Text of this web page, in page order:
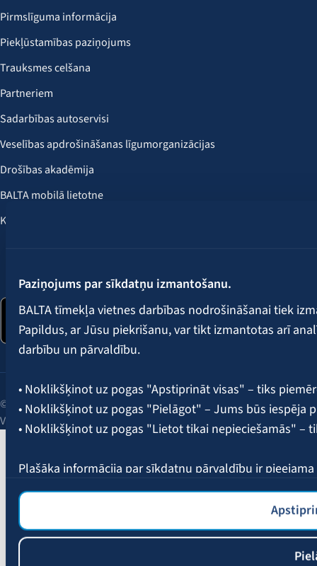
Paziņojums par sīkdatņu izmantošanu.
BALTA tīmekļa vietnes darbības nodrošināšanai tiek
Papildus, ar Jūsu piekrišanu, var tikt izmantotas arī
darbību un pārvaldību.
• Noklikšķinot uz pogas "Apstiprināt visas" – tiks
• Noklikšķinot uz pogas "Pielāgot" – Jums būs iespēja
• Noklikšķinot uz pogas "Lietot tikai nepieciešamās" –
Plašāka informācija par sīkdatņu pārvaldību ir pieejama
Pirmslīguma informācija
Piekļūstamības paziņojums
Trauksmes celšana
Partneriem
Sadarbības autoservisi
Veselības apdrošināšanas līgumorganizācijas
Drošības akadēmija
BALTA mobilā lietotne
Klientu labumi
© 2026 AAS BALTA | Skanstes iela 25, Rīga, LV-1013, Latvija.
Vienotais reģ. Nr. 40003049409.